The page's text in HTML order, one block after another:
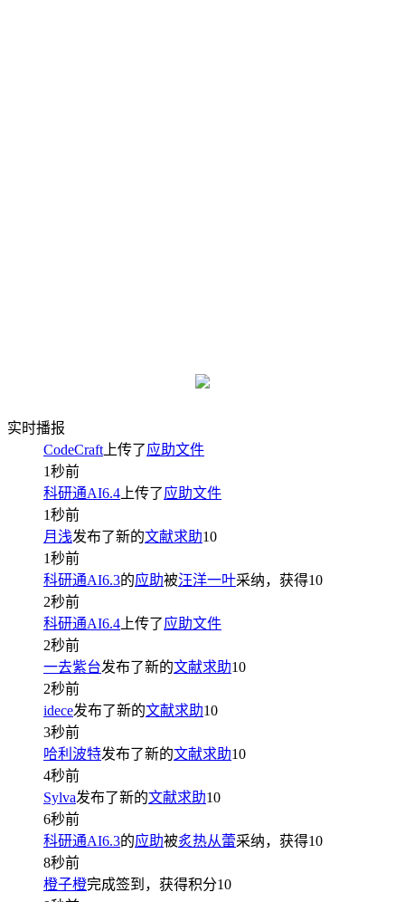
实时播报
CodeCraft 上传了应助文件
1秒前
科研通AI6.4 上传了应助文件
1秒前
月浅发布了新的文献求助10
1秒前
科研通AI6.3的应助被汪洋一叶采纳，获得10
2秒前
科研通AI6.4 上传了应助文件
2秒前
一去紫台发布了新的文献求助10
2秒前
idece发布了新的文献求助10
3秒前
哈利波特发布了新的文献求助10
4秒前
Sylva发布了新的文献求助10
6秒前
科研通AI6.3的应助被炙热从蕾采纳，获得10
8秒前
橙子橙完成签到，获得积分10